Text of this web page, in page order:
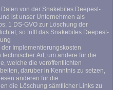
von der Snakebites Deepest-
ist unser Unternehmen als
1 DS-GVO zur Löschung der
so trifft das Snakebites Deepest-
Implementierungskosten
Art, um andere für die
welche die veröffentlichten
darüber in Kenntnis zu setzen,
anderen für die
die Löschung sämtlicher Links zu